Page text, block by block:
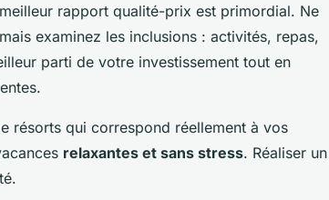
rapport qualité-prix est primordial. Ne
examinez les inclusions : activités, repas,
parti de votre investissement tout en
résorts qui correspond réellement à vos
relaxantes et sans stress. Réaliser un